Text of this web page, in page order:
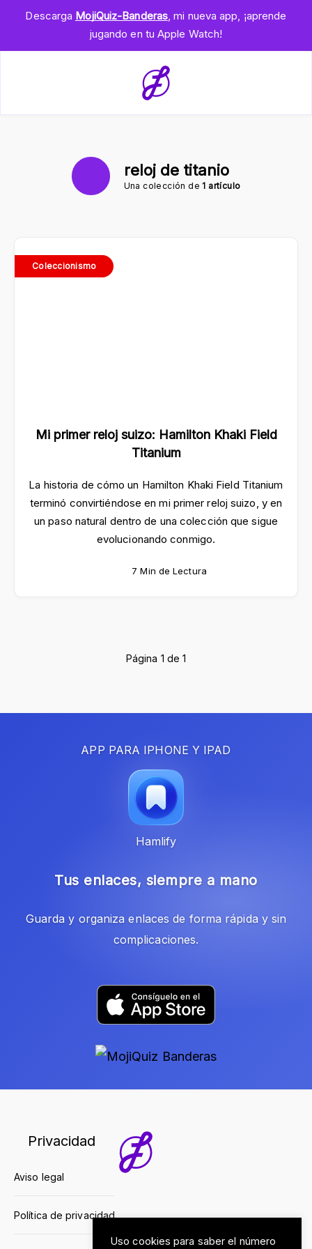
Descarga MojiQuiz-Banderas, mi nueva app, ¡aprende
jugando en tu Apple Watch!
reloj de titanio
Una colección de1 artículo
Coleccionismo
Mi primer reloj suizo: Hamilton Khaki Field
Titanium
La historia de cómo un Hamilton Khaki Field Titanium
terminó convirtiéndose en mi primer reloj suizo, y en
un paso natural dentro de una colección que sigue
evolucionando conmigo.
7 Min de Lectura
Página 1 de 1
APP PARA IPHONE Y IPAD
Hamlify
Tus enlaces, siempre a mano
Guarda y organiza enlaces de forma rápida y sin
complicaciones.
Privacidad
Aviso legal
Política de privacidad
Uso cookies para saber el número